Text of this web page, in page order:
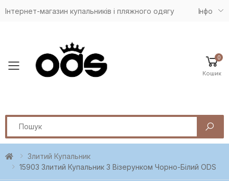
Інтернет-магазин купальників і пляжного одягу Iнфо
Toggle mobile menu
0
Кошик
Search
Злитий Купальник
15903 Злитий Купальник З Візерунком Чорно-Білий ODS